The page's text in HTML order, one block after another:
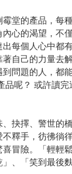
堂的產品，每
心的渴望，不
每個人心中都
自己的力量去
問題的人，都
品呢？ 或許讀
抉擇、警世的
釋手，彷彿徜
冒險。「輕輕
、「笑到最後